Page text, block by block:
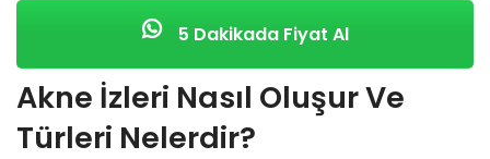
5 Dakikada Fiyat Al
Akne İzleri Nasıl Oluşur Ve
Türleri Nelerdir?